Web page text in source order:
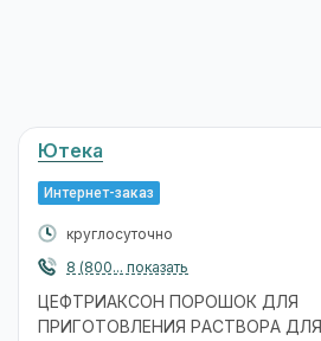
Ютека
Интернет-заказ
круглосуточно
8 (800... показать
ЦЕФТРИАКСОН ПОРОШОК ДЛЯ
ПРИГОТОВЛЕНИЯ РАСТВОРА ДЛЯ